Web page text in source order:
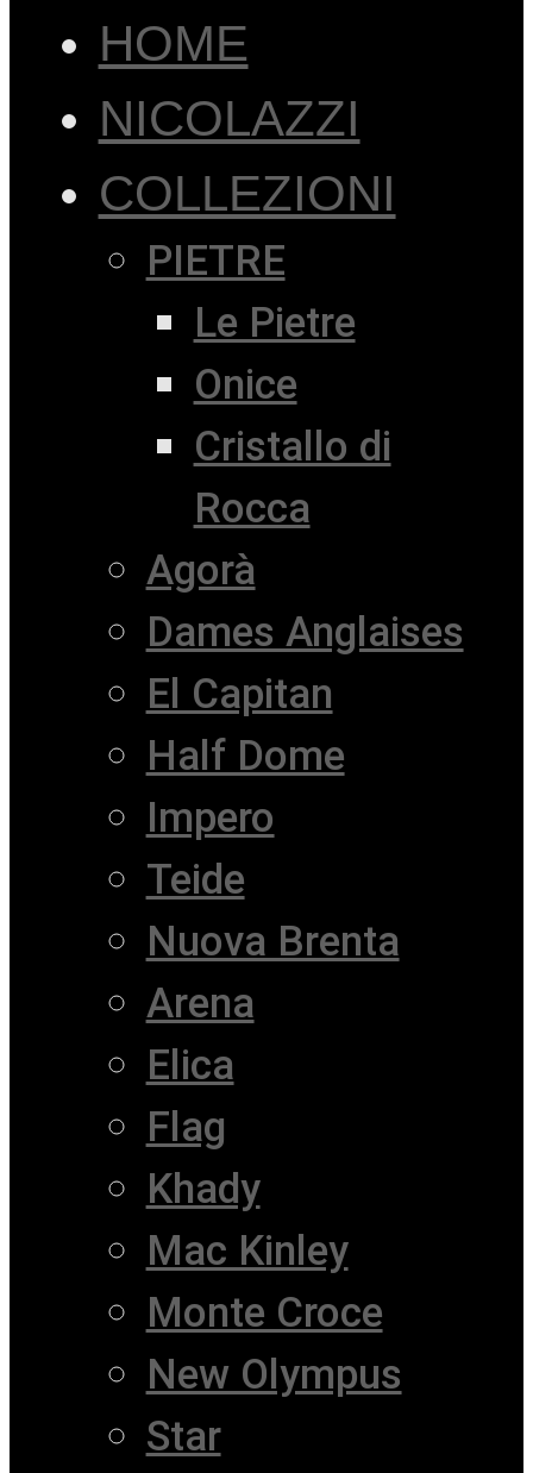
HOME
NICOLAZZI
COLLEZIONI
PIETRE
Le Pietre
Onice
Cristallo di
Rocca
Agorà
Dames Anglaises
El Capitan
Half Dome
Impero
Teide
Nuova Brenta
Arena
Elica
Flag
Khady
Mac Kinley
Monte Croce
New Olympus
Star